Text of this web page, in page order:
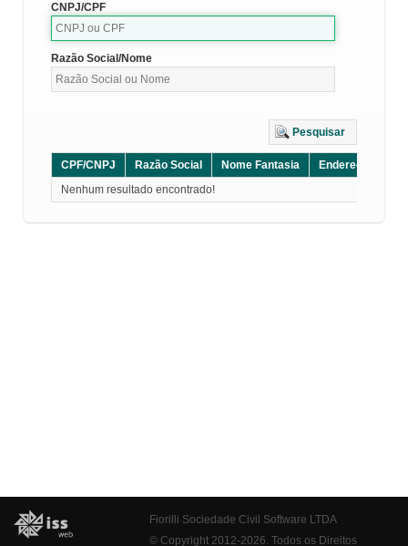
CNPJ/CPF
Razão Social/Nome
Pesquisar
CPF/CNPJ Razão Social Nome Fantasia Endereço
Nenhum resultado encontrado!
Fiorilli Sociedade Civil Software LTDA
© Copyright 2012-2026. Todos os Direitos